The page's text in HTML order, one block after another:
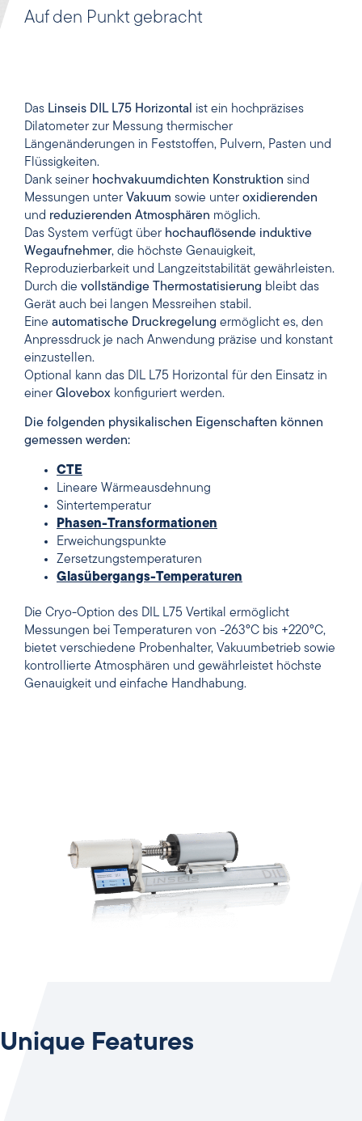
Auf den Punkt gebracht
Das Linseis DIL L75 Horizontal
ist ein hochpräzises
Dilatometer zur Messung thermischer
Längenänderungen in Feststoffen, Pulvern, Pasten und
Flüssigkeiten.
Dank seiner hochvakuumdichten Konstruktion sind
Messungen unter Vakuum sowie unter oxidierenden
und reduzierenden Atmosphären möglich.
Das System verfügt über hochauflösende induktive
Wegaufnehmer, die höchste Genauigkeit,
Reproduzierbarkeit und Langzeitstabilität gewährleisten.
Durch die vollständige Thermostatisierung bleibt das
Gerät auch bei langen Messreihen stabil.
Eine automatische Druckregelung ermöglicht es, den
Anpressdruck je nach Anwendung präzise und konstant
einzustellen.
Optional kann das DIL L75 Horizontal für den Einsatz in
einer Glovebox konfiguriert werden.
Die folgenden physikalischen Eigenschaften können
gemessen werden:
CTE
Lineare Wärmeausdehnung
Sintertemperatur
Phasen-Transformationen
Erweichungspunkte
Zersetzungstemperaturen
Glasübergangs-Temperaturen
Die Cryo-Option des DIL L75 Vertikal ermöglicht
Messungen bei Temperaturen von -263°C bis +220°C,
bietet verschiedene Probenhalter, Vakuumbetrieb sowie
kontrollierte Atmosphären und gewährleistet höchste
Genauigkeit und einfache Handhabung.
Unique Features